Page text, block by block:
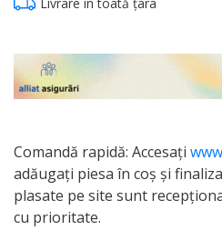
Comandă rapidă: Accesați
adăugați piesa în coș și
plasate pe site sunt
cu prioritate.